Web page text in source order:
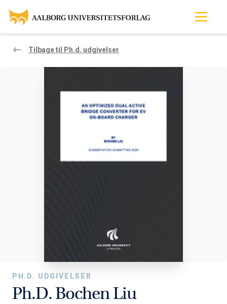
Tilbage til Ph.d. udgivelser
PH.D. UDGIVELSER
Ph.D. Bochen Liu